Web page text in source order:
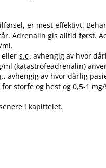
er mest effektivt.
Adrenalin gis alltid først.
​ml.
eller s.c. avhengig av hvor
(katastrofeadrenalin)
., avhengig av hvor dårlig
storfe og hest og 0,5-1
i kapittelet.